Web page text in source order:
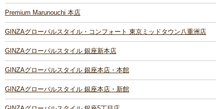
Premium Marunouchi 本店
GINZAグローバルスタイル・コンフォート 東京ミッドタウン八重洲店
GINZAグローバルスタイル 銀座新本店
GINZAグローバルスタイル 銀座本店・本館
GINZAグローバルスタイル 銀座本店・新館